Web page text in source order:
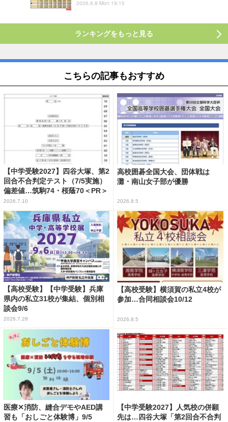
2026.6.8 Mon 19:15
ランキングをもっと見る
こちらの記事もおすすめ
【中学受験2027】四谷大塚、第2
回合不合判定テスト（7/5実施）
偏差値…筑駒74・桜蔭70＜PR＞
2026.7.10
高校囲碁全国大会、団体戦は
灘・南山女子部が優勝
2026.8.5
【高校受験】【中学受験】兵庫
県内の私立31校が集結、個別相
談会9/6
2026.7.28
【高校受験】横須賀の私立4校が
参加…合同相談会10/12
2026.8.5
医療✕消防、縫合デモやAED講
習も「おしごと体験博」9/5
【中学受験2027】人気校の併願
先は…四谷大塚「第2回合不合判